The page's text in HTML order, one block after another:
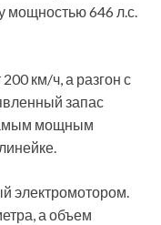
мощностью 646 л.с.
км/ч, а разгон с
запас
мощным
электромотором.
а объем